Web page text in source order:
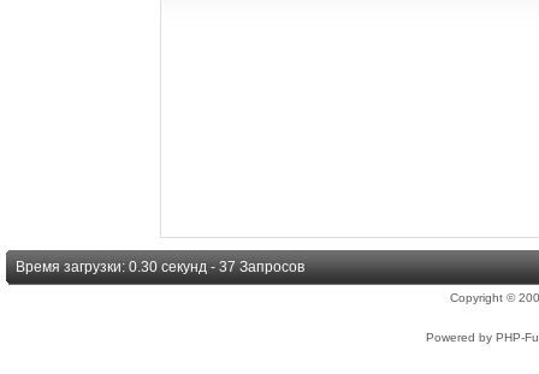
Время загрузки: 0.30 секунд - 37 Запросов
Copyright ©
Powered by PHP-